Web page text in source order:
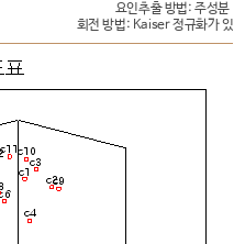
요인추출 방법: 주성분
회전 방법: Kaiser 정규화가 있